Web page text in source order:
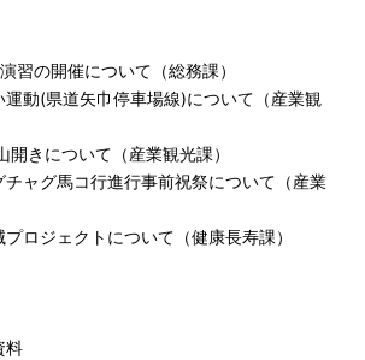
習の開催について（総務課）
動(県道矢巾停車場線)について（産業観
きについて（産業観光課）
ャグ馬コ行進行事前祝祭について（産業
ロジェクトについて（健康長寿課）
料